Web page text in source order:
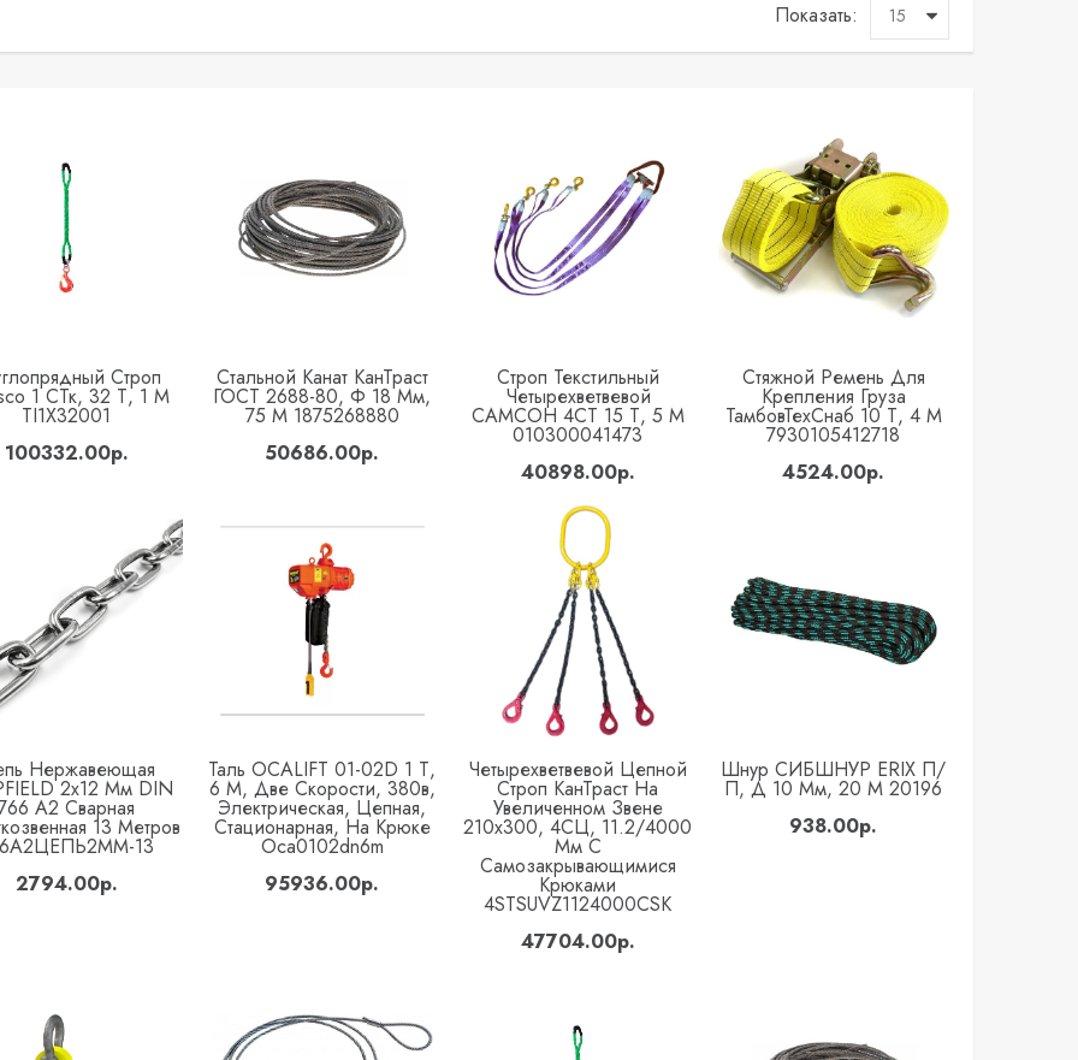
Показать:
Купить Строп
1 СТк, 32 Т, 1 М
TI1X32001
100332.00р.
Купить
Стальной Канат КанТраст
ГОСТ 2688-80, Ф 18 Мм,
75 М 1875268880
50686.00р.
Купить
Строп Текстильный
Четырехветвевой
САМСОН 4СТ 15 Т, 5 М
010300041473
40898.00р.
Купить
Стяжной Ремень Для
Крепления Груза
ТамбовТехСнаб 10 Т, 4 М
7930105412718
4524.00р.
Купить
Нержавеющая
2x12 Мм DIN
А2 Сварная
13 Метров
13
2794.00р.
Купить
Таль OCALIFT 01-02D 1 Т,
6 М, Две Скорости, 380в,
Электрическая, Цепная,
Стационарная, На Крюке
Oca0102dn6m
95936.00р.
Купить
Четырехветвевой Цепной
Строп КанТраст На
Увеличенном Звене
210x300, 4СЦ, 11.2/4000
Мм С
Самозакрывающимися
Крюками
4STSUVZ1124000CSK
47704.00р.
Купить
Шнур СИБШНУР ERIX П/
П, Д 10 Мм, 20 М 20196
938.00р.